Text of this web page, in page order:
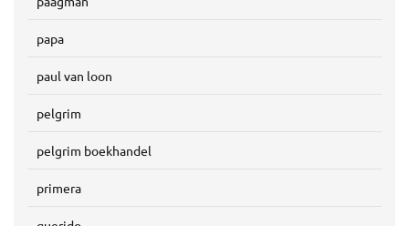
papa
paul van loon
pelgrim
pelgrim boekhandel
primera